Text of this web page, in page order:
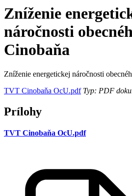
Zníženie
náročnosti
Cinobaňa
Zníženie energetickej náročnosti
TVT Cinobaňa OcU.pdfTyp: PDF
Prílohy
TVT Cinobaňa OcU.pdf